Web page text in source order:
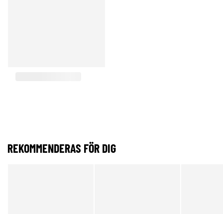
REKOMMENDERAS FÖR DIG